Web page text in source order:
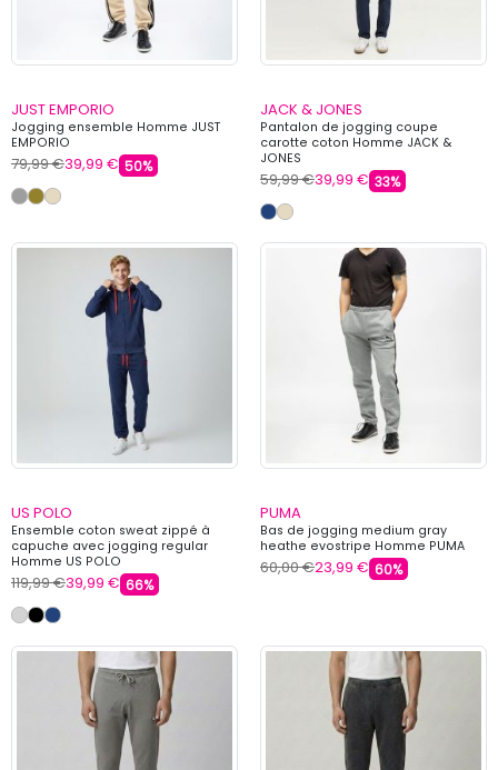
JUST EMPORIO
Jogging ensemble Homme JUST
EMPORIO
79,99 €39,99 € 50%
JACK & JONES
Pantalon de jogging coupe
carotte coton Homme JACK &
JONES
59,99 €39,99 € 33%
US POLO
Ensemble coton sweat zippé à
capuche avec jogging regular
Homme US POLO
119,99 €39,99 € 66%
PUMA
Bas de jogging medium gray
heathe evostripe Homme PUMA
60,00 €23,99 € 60%